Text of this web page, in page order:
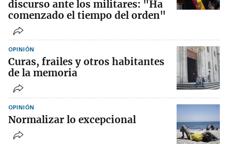
discurso ante los militares: "Ha
comenzado el tiempo del orden"
OPINIÓN
Curas, frailes y otros habitantes
de la memoria
OPINIÓN
Normalizar lo excepcional